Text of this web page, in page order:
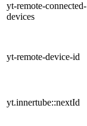
yt-remote-connected-
devices
yt-remote-device-id
yt.innertube::nextId